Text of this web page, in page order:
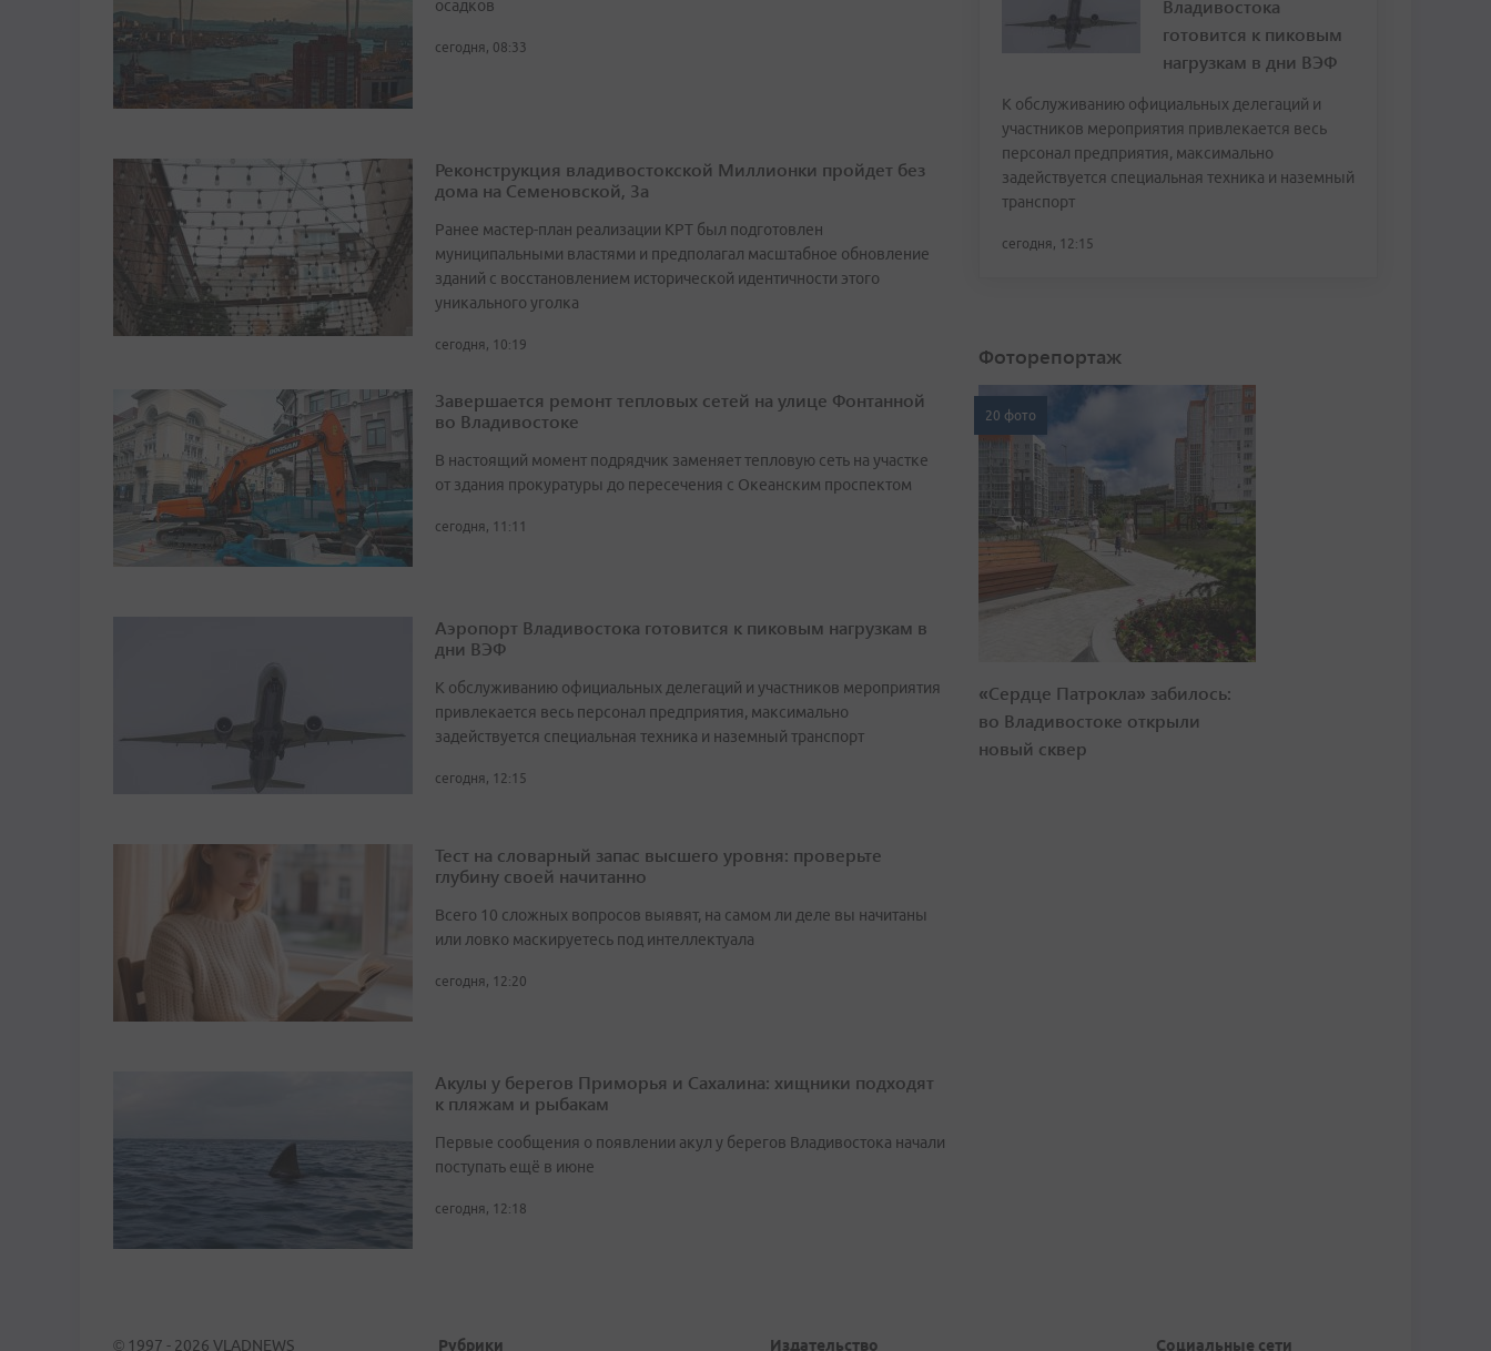
осадков
сегодня, 08:33
Реконструкция владивостокской Миллионки пройдет без
дома на Семеновской, 3а
Ранее мастер-план реализации КРТ был подготовлен
муниципальными властями и предполагал масштабное обновление
зданий с восстановлением исторической идентичности этого
уникального уголка
сегодня, 10:19
Завершается ремонт тепловых сетей на улице Фонтанной
во Владивостоке
В настоящий момент подрядчик заменяет тепловую сеть на участке
от здания прокуратуры до пересечения с Океанским проспектом
сегодня, 11:11
Аэропорт Владивостока готовится к пиковым нагрузкам в
дни ВЭФ
К обслуживанию официальных делегаций и участников мероприятия
привлекается весь персонал предприятия, максимально
задействуется специальная техника и наземный транспорт
сегодня, 12:15
Тест на словарный запас высшего уровня: проверьте
глубину своей начитанно
Всего 10 сложных вопросов выявят, на самом ли деле вы начитаны
или ловко маскируетесь под интеллектуала
сегодня, 12:20
Акулы у берегов Приморья и Сахалина: хищники подходят
к пляжам и рыбакам
Первые сообщения о появлении акул у берегов Владивостока начали
поступать ещё в июне
сегодня, 12:18
Владивостока
готовится к пиковым
нагрузкам в дни ВЭФ
К обслуживанию официальных делегаций и
участников мероприятия привлекается весь
персонал предприятия, максимально
задействуется специальная техника и наземный
транспорт
сегодня, 12:15
Фоторепортаж
20 фото
«Сердце Патрокла» забилось:
во Владивостоке открыли
новый сквер
© 1997 - 2026 VLADNEWS Рубрики Издательство Социальные сети